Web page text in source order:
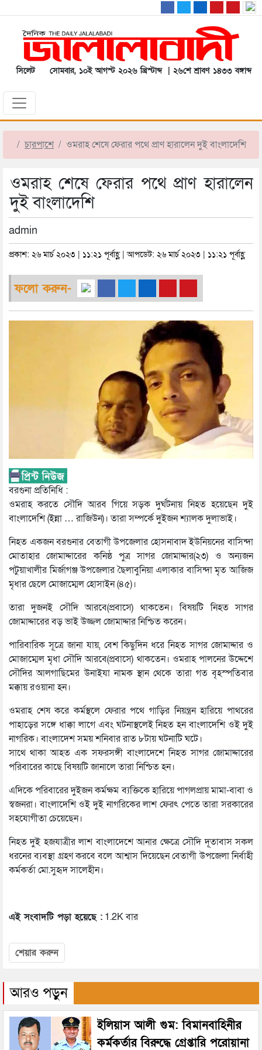
সিলেট সোমবার, ১০ই আগস্ট ২০২৬ খ্রিস্টাব্দ | ২৬শে শ্রাবণ ১৪৩৩ বঙ্গাব্দ
চারপাশে ওমরাহ শেষে ফেরার পথে প্রাণ হারালেন দুই বাংলাদেশি
ওমরাহ শেষে ফেরার পথে প্রাণ হারালেন
দুই বাংলাদেশি
admin
প্রকাশ: ২৬ মার্চ ২০২৩ | ১১:২১ পূর্বাহ্ণ | আপডেট: ২৬ মার্চ ২০২৩ | ১১:২১ পূর্বাহ্ণ
ফলো করুন-
বরগুনা প্রতিনিধি :
ওমরাহ করতে সৌদি আরব গিয়ে সড়ক দুর্ঘটনায় নিহত হয়েছেন দুই
বাংলাদেশি (ইন্না … রাজিউন)। তারা সম্পর্কে দুইজন শ্যালক দুলাভাই।
নিহত একজন বরগুনার বেতাগী উপজেলার হোসনাবাদ ইউনিয়নের বাসিন্দা
মোতাহার জোমাদ্দারের কনিষ্ঠ পুত্র সাগর জোমাদ্দার(২৩) ও অন্যজন
পটুয়াখালীর মির্জাগঞ্জ উপজেলার ছৈলাবুনিয়া এলাকার বাসিন্দা মৃত আজিজ
মৃধার ছেলে মোজাম্মেল হোসাইন (৪৫)।
তারা দুজনই সৌদি আরবে(প্রবাসে) থাকতেন। বিষয়টি নিহত সাগর
জোমাদ্দারের বড় ভাই উজ্জল জোমাদ্দার নিশ্চিত করেন।
পারিবারিক সূত্রে জানা যায়, বেশ কিছুদিন ধরে নিহত সাগর জোমাদ্দার ও
মোজাম্মেল মৃধা সৌদি আরবে(প্রবাসে) থাকতেন। ওমরাহ পালনের উদ্দেশে
সৌদির আলগাছিমের উনাইযা নামক স্থান থেকে তারা গত বৃহস্পতিবার
মক্কায় রওয়ানা হন।
ওমরাহ শেষ করে কর্মস্থলে ফেরার পথে গাড়ির নিয়ন্ত্রন হারিয়ে পাথরের
পাহাড়ের সঙ্গে ধাক্কা লাগে এবং ঘটনাস্থলেই নিহত হন বাংলাদেশি ওই দুই
নাগরিক। বাংলাদেশ সময় শনিবার রাত ৮টায় ঘটনাটি ঘটে।
সাথে থাকা আহত এক সফরসঙ্গী বাংলাদেশে নিহত সাগর জোমাদ্দারের
পরিবারের কাছে বিষয়টি জানালে তারা নিশ্চিত হন।
এদিকে পরিবারের দুইজন কর্মক্ষম ব্যক্তিকে হারিয়ে পাগলপ্রায় মামা-বাবা ও
স্বজনরা। বাংলাদেশি ওই দুই নাগরিকের লাশ ফেরৎ পেতে তারা সরকারের
সহযোগীতা চেয়েছেন।
নিহত দুই হজযাত্রীর লাশ বাংলাদেশে আনার ক্ষেত্রে সৌদি দূতাবাস সকল
ধরনের ব্যবস্থা গ্রহণ করবে বলে আশ্বাস দিয়েছেন বেতাগী উপজেলা নির্বাহী
কর্মকর্তা মো.সুহৃদ সালেহীন।
এই সংবাদটি পড়া হয়েছে : 1.2K বার
শেয়ার করুন
আরও পড়ুন
ইলিয়াস আলী গুম: বিমানবাহিনীর
কর্মকর্তার বিরুদ্ধে গ্রেপ্তারি পরোয়ানা